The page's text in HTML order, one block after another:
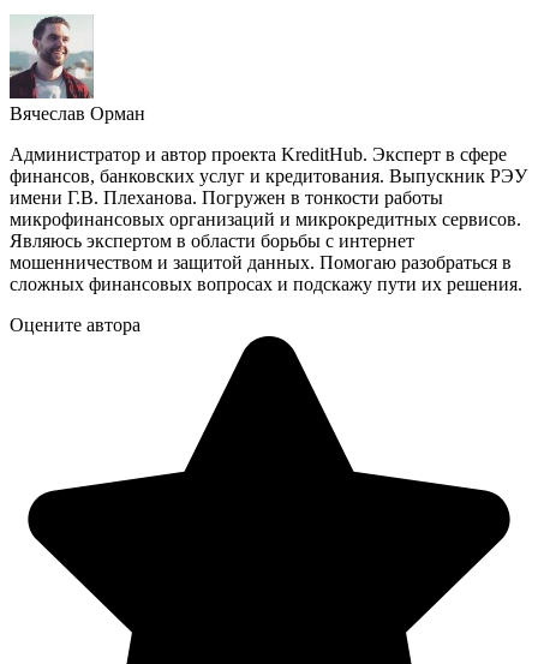
Вячеслав Орман
Администратор и автор проекта KreditHub. Эксперт в сфере
финансов, банковских услуг и кредитования. Выпускник РЭУ
имени Г.В. Плеханова. Погружен в тонкости работы
микрофинансовых организаций и микрокредитных сервисов.
Являюсь экспертом в области борьбы с интернет
мошенничеством и защитой данных. Помогаю разобраться в
сложных финансовых вопросах и подскажу пути их решения.
Оцените автора